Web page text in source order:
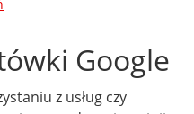
Google
z usług czy